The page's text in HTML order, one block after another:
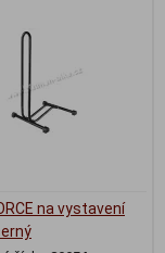
na vystavení